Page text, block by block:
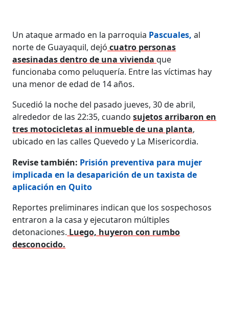
Un ataque armado en la parroquia Pascuales, al
norte de Guayaquil, dejó cuatro personas
asesinadas dentro de una viviendaque
funcionaba como peluquería. Entre las víctimas hay
una menor de edad de 14 años.
Sucedió la noche del pasado jueves, 30 de abril,
alrededor de las 22:35, cuandosujetos arribaron en
tres motocicletas al inmueble de una planta,
ubicado en las calles Quevedo y La Misericordia.
Revise también: Prisión preventiva para mujer
implicada en la desaparición de un taxista de
aplicación en Quito
Reportes preliminares indican que los sospechosos
entraron a la casa y ejecutaron múltiples
detonaciones. Luego, huyeron con rumbo
desconocido.